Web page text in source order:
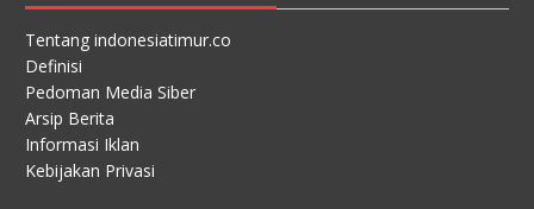
Tentang indonesiatimur.co
Definisi
Pedoman Media Siber
Arsip Berita
Informasi Iklan
Kebijakan Privasi